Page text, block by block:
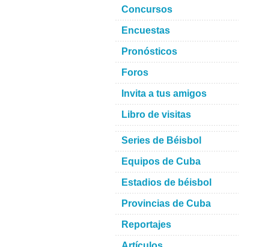
Concursos
Encuestas
Pronósticos
Foros
Invita a tus amigos
Libro de visitas
Series de Béisbol
Equipos de Cuba
Estadios de béisbol
Provincias de Cuba
Reportajes